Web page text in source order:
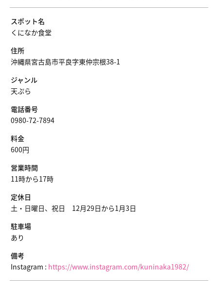
スポット名
くになか食堂
住所
沖縄県宮古島市平良字東仲宗根38-1
ジャンル
天ぷら
電話番号
0980-72-7894
料金
600円
営業時間
11時から17時
定休日
土・日曜日、祝日 12月29日から1月3日
駐車場
あり
備考
Instagram : https://www.instagram.com/kuninaka1982/